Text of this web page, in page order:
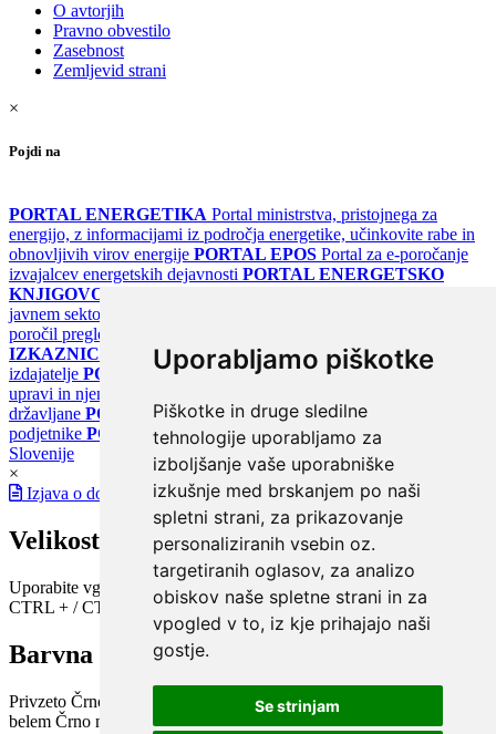
Uporabljamo piškotke
Piškotke in druge sledilne
tehnologije uporabljamo za
izboljšanje vaše uporabniške
izkušnje med brskanjem po naši
spletni strani, za prikazovanje
personaliziranih vsebin oz.
targetiranih oglasov, za analizo
obiskov naše spletne strani in za
vpogled v to, iz kje prihajajo naši
gostje.
Se strinjam
O avtorjih
Pravno obvestilo
Zasebnost
Zemljevid strani
×
Pojdi na
PORTAL ENERGETIKA Portal ministrstva, pristojnega za
energijo, z informacijami iz področja energetike, učinkovite rabe in
obnovljivih virov energije PORTAL EPOS Portal za e-poročanje
izvajalcev energetskih dejavnosti PORTAL ENERGETSKO
KNJIGOVODSTVO
javnem sektorju
poročil pregledov klimatskih sistemov
IZKAZNICE
Register energetskih izkaznic - za izdelovalce in
izdajatelje PORTAL GOV.SI Osrednje spletno mesto o državni
upravi in njenih storitvah
državljane PORTAL SPOT Državni portal za podjetja in
podjetnike PORTAL OPSI Državni portal odprtih podatkov
Slovenije
×
Izjava o dostopnosti
Velikost pisave
Uporabite vgrajeno funkcijo brskalnika
CTRL + / CTRL -
Barvna shema
Privzeto Črno na belem Belo na črnem Črno na bež
belem Črno na zelenem
Modro na rumenem